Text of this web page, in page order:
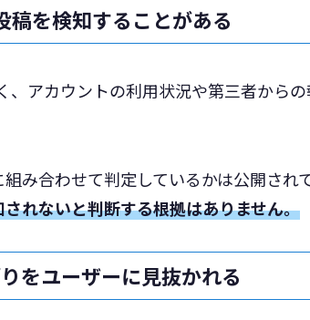
を検知することがある
アカウントの利用状況や第三者から
み合わせて判定しているかは公開され
れないと判断する根拠はありません。
をユーザーに見抜かれる